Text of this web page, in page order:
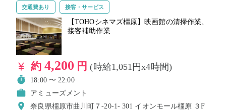
交通費あり 接客・サービス
【TOHOシネマズ橿原】映画館の清掃作業、
接客補助作業
約 4,200 円(時給1,051円x4時間)
18:00 〜 22:00
アミューズメント
奈良県橿原市曲川町７-20-1- 301 イオンモール橿原 ３F